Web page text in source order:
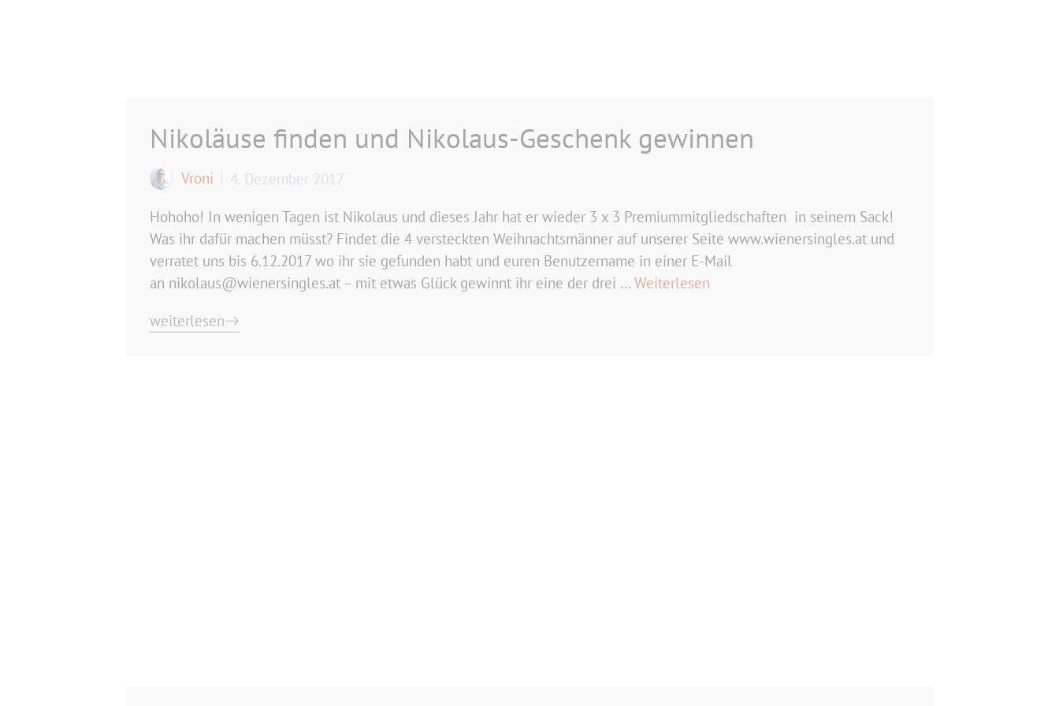
Nikoläuse finden und Nikolaus-Geschenk gewinnen
Vroni
4. Dezember 2017
Hohoho! In wenigen Tagen ist Nikolaus und dieses Jahr hat er wieder 3 x 3 Premiummitgliedschaften in seinem Sack!
Was ihr dafür machen müsst? Findet die 4 versteckten Weihnachtsmänner auf unserer Seite www.wienersingles.at und
verratet uns bis 6.12.2017 wo ihr sie gefunden habt und euren Benutzername in einer E-Mail
an nikolaus@wienersingles.at – mit etwas Glück gewinnt ihr eine der drei ... Weiterlesen
weiterlesen